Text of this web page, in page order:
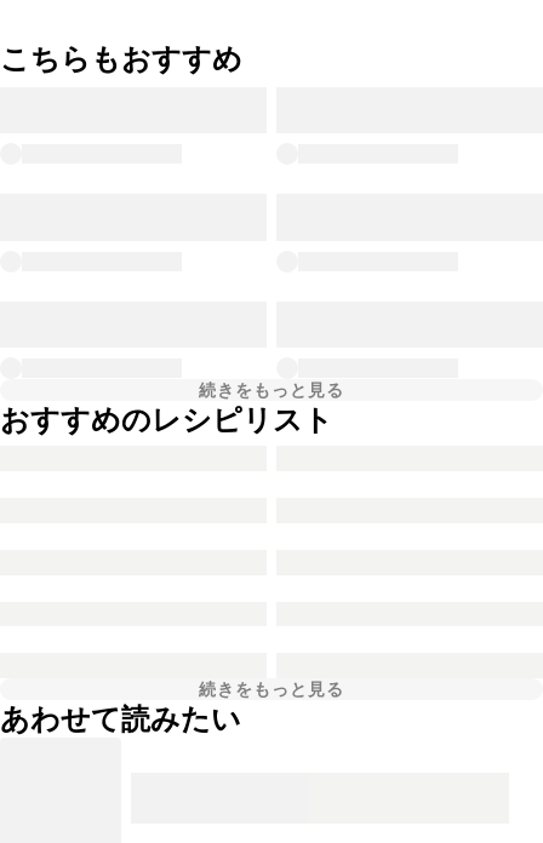
こちらもおすすめ
続きをもっと見る
おすすめのレシピリスト
続きをもっと見る
あわせて読みたい